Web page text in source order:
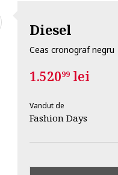
Diesel
Ceas cronograf negru
1.52099lei
Vandut de
Fashion Days